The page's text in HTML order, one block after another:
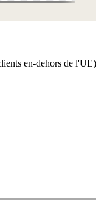
en-dehors de l'UE)